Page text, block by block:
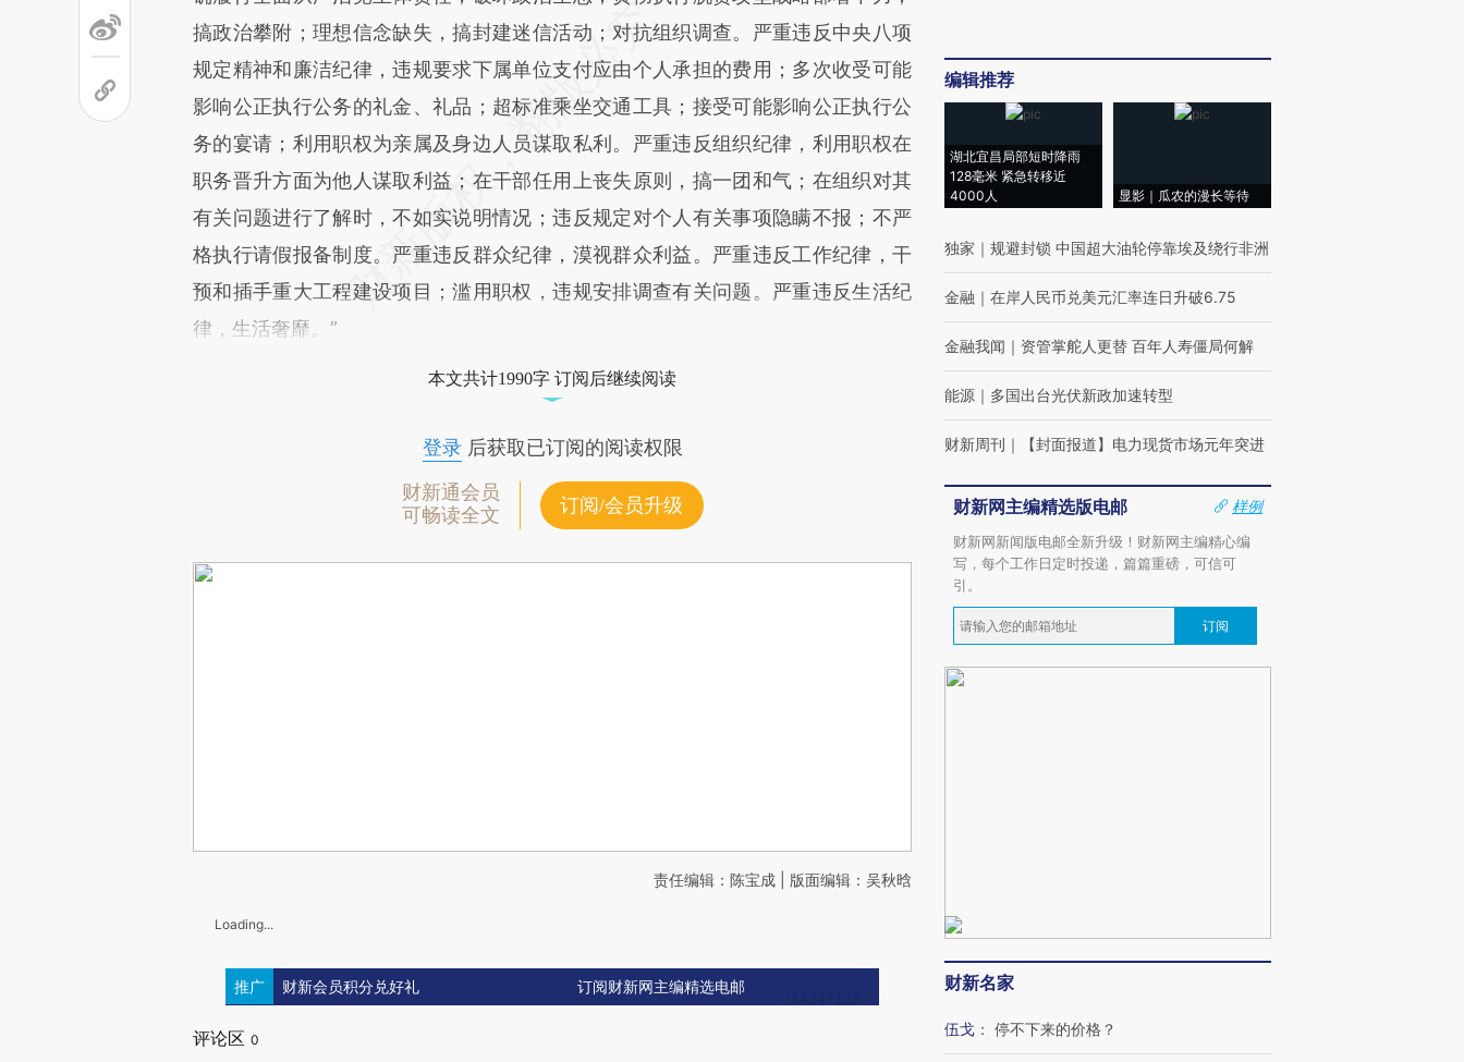
搞政治攀附；理想信念缺失，搞封建迷信活动；对抗组织调查。严重违反中央八项
规定精神和廉洁纪律，违规要求下属单位支付应由个人承担的费用；多次收受可能
影响公正执行公务的礼金、礼品；超标准乘坐交通工具；接受可能影响公正执行公
务的宴请；利用职权为亲属及身边人员谋取私利。严重违反组织纪律，利用职权在
职务晋升方面为他人谋取利益；在干部任用上丧失原则，搞一团和气；在组织对其
有关问题进行了解时，不如实说明情况；违反规定对个人有关事项隐瞒不报；不严
格执行请假报备制度。严重违反群众纪律，漠视群众利益。严重违反工作纪律，干
预和插手重大工程建设项目；滥用职权，违规安排调查有关问题。严重违反生活纪
律，生活奢靡。”
本文共计1990字 订阅后继续阅读
登录后获取已订阅的阅读权限
财新通会员
可畅读全文
订阅/会员升级
责任编辑：陈宝成 | 版面编辑：吴秋晗
Loading...
推广 财新会员积分兑好礼 订阅财新网主编精选电邮
评论区 0
编辑推荐
湖北宜昌局部短时降雨
128毫米 紧急转移近
4000人
显影｜瓜农的漫长等待
独家 ｜ 规避封锁 中国超大油轮停靠埃及绕行非洲
金融 ｜ 在岸人民币兑美元汇率连日升破6.75
金融我闻 ｜ 资管掌舵人更替 百年人寿僵局何解
能源 ｜ 多国出台光伏新政加速转型
财新周刊 ｜ 【封面报道】电力现货市场元年突进
财新网主编精选版电邮
样例
财新网新闻版电邮全新升级！财新网主编精心编
写，每个工作日定时投递，篇篇重磅，可信可
引。
订阅
财新名家
伍戈 ： 停不下来的价格？